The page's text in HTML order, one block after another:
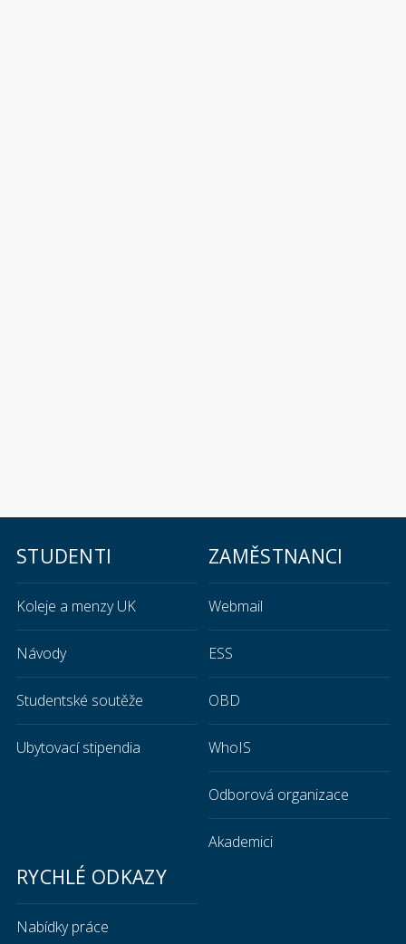
STUDENTI
Koleje a menzy UK
Návody
Studentské soutěže
Ubytovací stipendia
ZAMĚSTNANCI
Webmail
ESS
OBD
WhoIS
Odborová organizace
Akademici
RYCHLÉ ODKAZY
Nabídky práce